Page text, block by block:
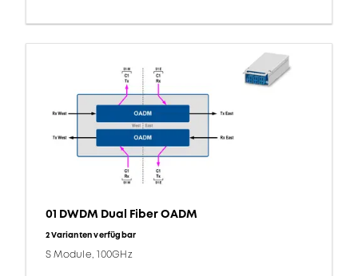
01 DWDM Dual Fiber OADM
2 Varianten verfügbar
S Module, 100GHz